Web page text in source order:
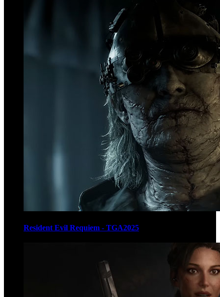
Resident Evil Requiem - TGA2025